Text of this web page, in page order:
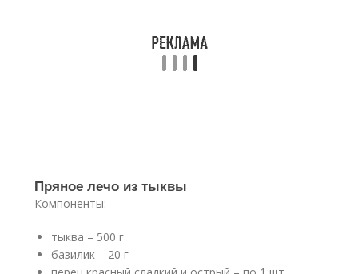
Пряное лечо из тыквы
Компоненты:
тыква – 500 г
базилик – 20 г